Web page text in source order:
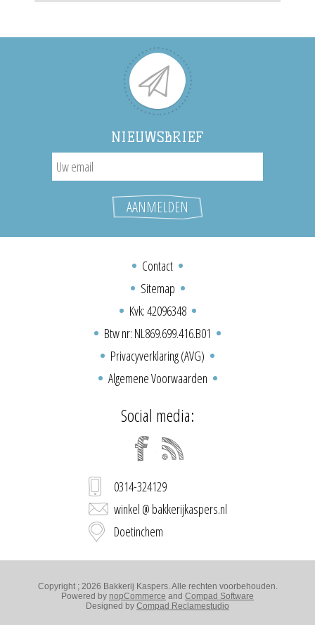
NIEUWSBRIEF
Contact
Sitemap
Kvk: 42096348
Btw nr: NL869.699.416.B01
Privacyverklaring (AVG)
Algemene Voorwaarden
Social media:
0314-324129
winkel @ bakkerijkaspers.nl
Doetinchem
Copyright ; 2026 Bakkerij Kaspers. Alle rechten voorbehouden.
Powered by nopCommerce and Compad Software
Designed by Compad Reclamestudio